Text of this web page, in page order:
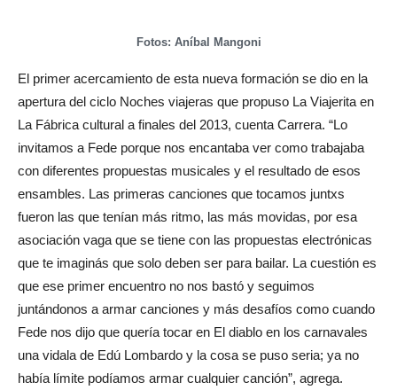
Fotos: Aníbal Mangoni
El primer acercamiento de esta nueva formación se dio en la
apertura del ciclo Noches viajeras que propuso La Viajerita en
La Fábrica cultural a finales del 2013, cuenta Carrera. “Lo
invitamos a Fede porque nos encantaba ver como trabajaba
con diferentes propuestas musicales y el resultado de esos
ensambles. Las primeras canciones que tocamos juntxs
fueron las que tenían más ritmo, las más movidas, por esa
asociación vaga que se tiene con las propuestas electrónicas
que te imaginás que solo deben ser para bailar. La cuestión es
que ese primer encuentro no nos bastó y seguimos
juntándonos a armar canciones y más desafíos como cuando
Fede nos dijo que quería tocar en El diablo en los carnavales
una vidala de Edú Lombardo y la cosa se puso seria; ya no
había límite podíamos armar cualquier canción”, agrega.